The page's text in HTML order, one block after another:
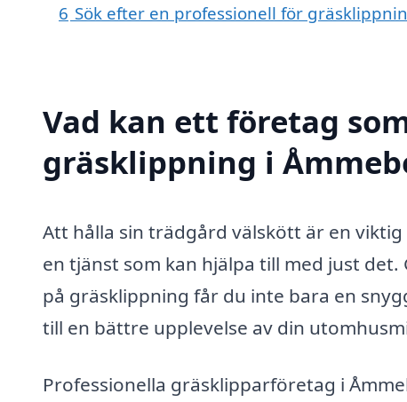
6 Sök efter en professionell för
Vad kan ett företag
gräsklippning i
Att hålla sin trädgård välskött är en
en tjänst som kan hjälpa till med just
på gräsklippning får du inte bara en
till en bättre upplevelse av din
Professionella gräsklipparföretag i